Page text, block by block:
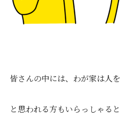
皆さんの中には、 わが家は人
と思われる方もいらっしゃると